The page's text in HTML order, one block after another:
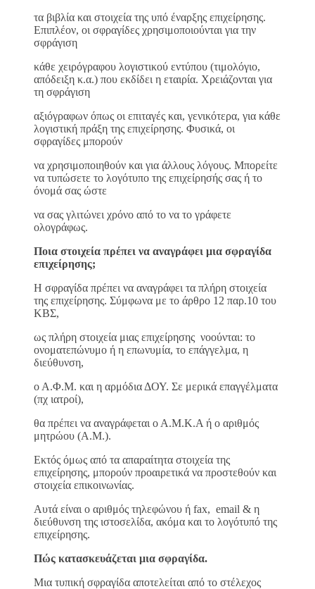
τα βιβλία και στοιχεία της υπό έναρξης επιχείρησης.
Επιπλέον, οι σφραγίδες χρησιμοποιούνται για την
σφράγιση
κάθε χειρόγραφου λογιστικού εντύπου (τιμολόγιο,
απόδειξη κ.α.) που εκδίδει η εταιρία. Χρειάζονται για
τη σφράγιση
αξιόγραφων όπως οι επιταγές και, γενικότερα, για κάθε
λογιστική πράξη της επιχείρησης. Φυσικά, οι
σφραγίδες μπορούν
να χρησιμοποιηθούν και για άλλους λόγους. Μπορείτε
να τυπώσετε το λογότυπο της επιχείρησής σας ή το
όνομά σας ώστε
να σας γλιτώνει χρόνο από το να το γράφετε
ολογράφως.
Ποια στοιχεία πρέπει να αναγράφει μια σφραγίδα
επιχείρησης;
Η σφραγίδα πρέπει να αναγράφει τα πλήρη στοιχεία
της επιχείρησης. Σύμφωνα με το άρθρο 12 παρ.10 του
ΚΒΣ,
ως πλήρη στοιχεία μιας επιχείρησης νοούνται: το
ονοματεπώνυμο ή η επωνυμία, το επάγγελμα, η
διεύθυνση,
ο Α.Φ.Μ. και η αρμόδια ΔΟΥ. Σε μερικά επαγγέλματα
(πχ ιατροί),
θα πρέπει να αναγράφεται ο Α.Μ.Κ.Α ή ο αριθμός
μητρώου (Α.Μ.).
Εκτός όμως από τα απαραίτητα στοιχεία της
επιχείρησης, μπορούν προαιρετικά να προστεθούν και
στοιχεία επικοινωνίας.
Αυτά είναι ο αριθμός τηλεφώνου ή fax, email & η
διεύθυνση της ιστοσελίδα, ακόμα και το λογότυπό της
επιχείρησης.
Πώς κατασκευάζεται μια σφραγίδα.
Μια τυπική σφραγίδα αποτελείται από το στέλεχος